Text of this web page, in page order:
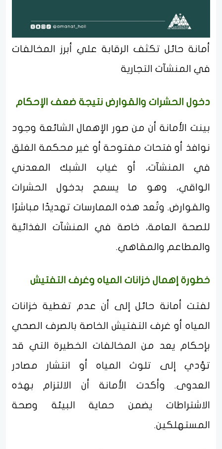
أمانة حائل تكثف الرقابة علي أبرز المخالفات
في المنشآت التجارية
دخول الحشرات والقوارض نتيجة ضعف الإحكام
بينت الأمانة أن من صور الإهمال الشائعة وجود
نوافذ أو فتحات مفتوحة أو غير محكمة الغلق
في المنشآت، أو غياب الشبك المعدني
الواقي، وهو ما يسمح بدخول الحشرات
والقوارض. وتُعد هذه الممارسات تهديدًا مباشرًا
للصحة العامة، خاصة في المنشآت الغذائية
والمطاعم والمقاهي.
خطورة إهمال خزانات المياه وغرف التفتيش
لفتت أمانة حائل إلى أن عدم تغطية خزانات
المياه أو غرف التفتيش الخاصة بالصرف الصحي
بإحكام يعد من المخالفات الخطيرة التي قد
تؤدي إلى تلوث المياه أو انتشار مصادر
العدوى. وأكدت الأمانة أن الالتزام بهذه
الاشتراطات يضمن حماية البيئة وصحة
المستهلكين.